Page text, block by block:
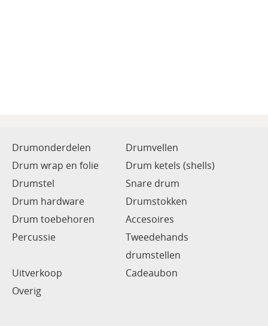
Drumonderdelen
Drumvellen
Drum wrap en folie
Drum ketels (shells)
Drumstel
Snare drum
Drum hardware
Drumstokken
Drum toebehoren
Accesoires
Percussie
Tweedehands
drumstellen
Uitverkoop
Cadeaubon
Overig